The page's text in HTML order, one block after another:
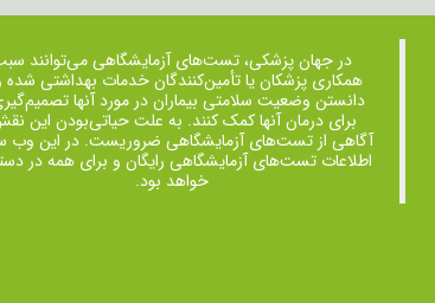
در جهان پزشکی، تست‌های آزمایشگاهی می‌توانند
همکاری پزشکان یا تأمین‌کنندگان خدمات بهداشتی شده
دانستن وضعیت سلامتی بیماران در مورد آنها
برای درمان ‌آنها کمک کنند. به علت حیاتی‌بودن این
آگاهی از تست‌های آزمایشگاهی ضروریست. در این وب
اطلاعات تست‌های آزمایشگاهی رایگان و برای همه در
خواهد بود.